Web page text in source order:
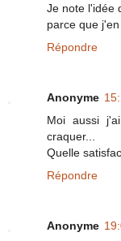
Je note l'idée
parce que
Répondre
Anonyme
Moi aussi
craquer...
Quelle
Répondre
Anonyme